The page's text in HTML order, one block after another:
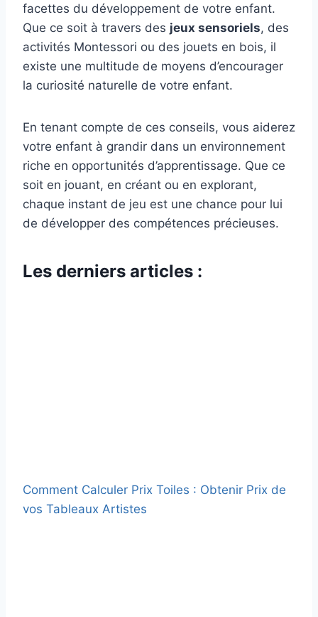
facettes du développement de votre enfant.
Que ce soit à travers des jeux sensoriels, des
activités Montessori ou des jouets en bois, il
existe une multitude de moyens d’encourager
la curiosité naturelle de votre enfant.
En tenant compte de ces conseils, vous aiderez
votre enfant à grandir dans un environnement
riche en opportunités d’apprentissage. Que ce
soit en jouant, en créant ou en explorant,
chaque instant de jeu est une chance pour lui
de développer des compétences précieuses.
Les derniers articles :
Comment Calculer Prix Toiles : Obtenir Prix de
vos Tableaux Artistes